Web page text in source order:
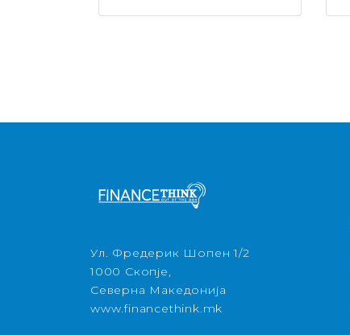
Ул. Фредерик Шопен 1/2
1000 Скопје,
Северна Македонија
www.financethink.mk